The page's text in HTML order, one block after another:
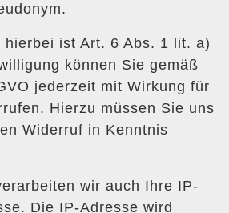
hierbei ist Art. 6 Abs. 1 lit. a)
können Sie gemäß
jederzeit mit Wirkung für
Hierzu müssen Sie uns
Widerruf in Kenntnis
wir auch Ihre IP-
Die IP-Adresse wird